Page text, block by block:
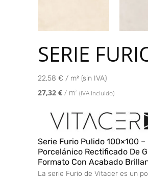
SERIE
22,58 € / m² (sin IVA)
27,32 € / m2 (IVA Incluido)
Serie Furio Pulido 100×100 –
Porcelánico Rectificado De
Formato Con Acabado
La serie Furio de Vitacer es un